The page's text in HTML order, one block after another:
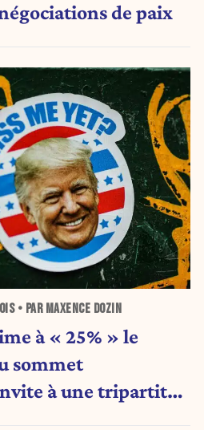
de paix
• PAR MAXENCE DOZIN
à « 25% » le
sommet
à une tripartite